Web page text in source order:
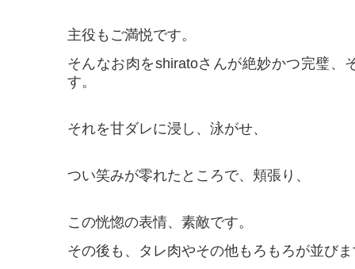
主役もご満悦です。
そんなお肉をshiratoさんが絶妙かつ完璧、
す。
それを甘ダレに浸し、泳がせ、
つい笑みが零れたところで、頬張り、
この恍惚の表情、素敵です。
その後も、タレ肉やその他もろもろが並び